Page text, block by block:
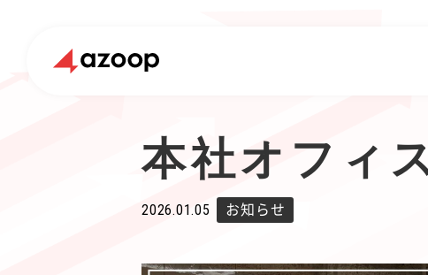
本社オフィ
2026.01.05 お知らせ